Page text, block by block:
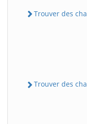
Trouver des
Trouver des